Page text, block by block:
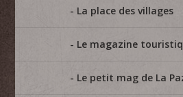
La place des villages
Le magazine
Le petit mag de La